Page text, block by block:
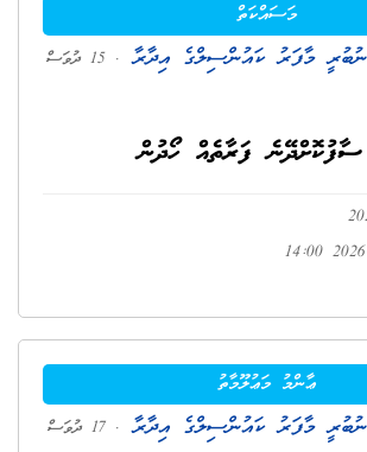
މަސައްކަތް
މާފަރު ކައުންސިލްގެ އިދާރާ
. 15 ދުވަސް
ޢާންމު މަޢުލޫމާތު
މާފަރު ކައުންސިލްގެ އިދާރާ
. 17 ދުވަސް